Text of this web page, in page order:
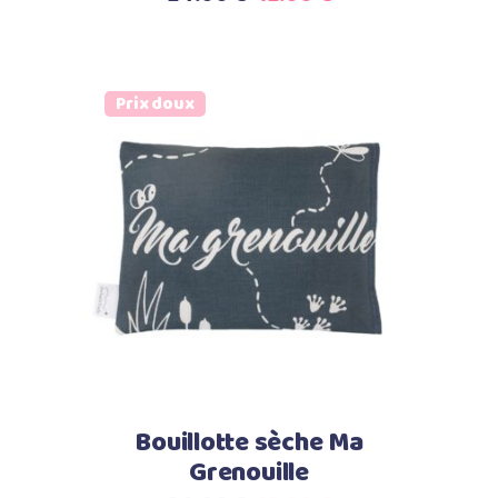
Prix doux
Ajouter au panier
Bouillotte sèche Ma
Grenouille